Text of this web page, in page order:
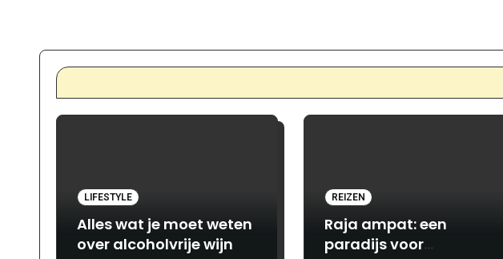
LIFESTYLE
Alles wat je moet weten
over alcoholvrije wijn
REIZEN
Raja ampat: een
paradijs voor